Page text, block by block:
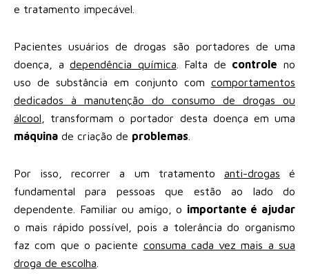
e tratamento impecável.
Pacientes usuários de drogas são portadores de uma
doença, adependência química . Falta de controle no
uso de substância em conjunto com comportamentos
dedicados à manutenção do consumo de drogas ou
álcool , transformam o portador desta doença em uma
máquina de criação de problemas
Por isso, recorrer a um tratamento anti-drogas é
fundamental para pessoas que estão ao lado do
dependente. Familiar ou amigo, o importante é ajudar
o mais rápido possível, pois a tolerância do organismo
faz com que o paciente consuma cada vez mais a sua
droga de escolha